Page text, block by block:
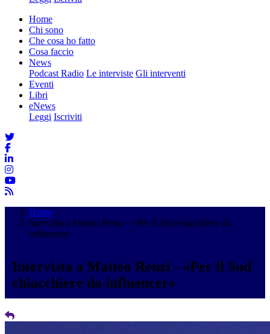
Home
Chi sono
Che cosa ho fatto
Cosa faccio
News
Podcast Radio Le interviste Gli interventi
Eventi
Libri
eNews
Leggi Iscriviti
Home
Intervista a Matteo Renzi - «Per il Sud chiacchiere da
influencer»
Intervista a Matteo Renzi - «Per il Sud
chiacchiere da influencer»